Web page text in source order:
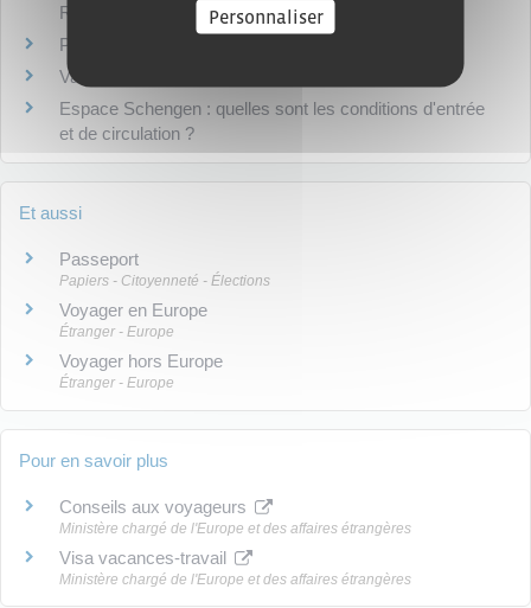
Royaume-Uni ?
Peut-on avoir deux passeports ?
Vacances à l'étranger : comment être bien assuré ?
Espace Schengen : quelles sont les conditions d'entrée
et de circulation ?
Et aussi
Passeport
Papiers - Citoyenneté - Élections
Voyager en Europe
Étranger - Europe
Voyager hors Europe
Étranger - Europe
Pour en savoir plus
Conseils aux voyageurs
Ministère chargé de l'Europe et des affaires étrangères
Visa vacances-travail
Ministère chargé de l'Europe et des affaires étrangères
Personnaliser